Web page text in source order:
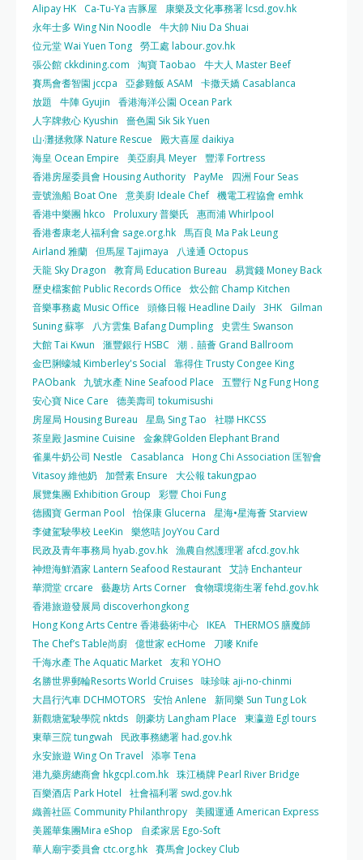
Alipay HK Ca-Tu-Ya 吉豚屋
康樂及文化事務署 lcsd.gov.hk
永年士多 Wing Nin Noodle
牛大帥 Niu Da Shuai
位元堂 Wai Yuen Tong 勞工處 labour.gov.hk
張公館 ckkdining.com
淘寶 Taobao
牛大人 Master Beef
賽馬會耆智園 jccpa
亞參雞飯 ASAM
卡撒天嬌 Casablanca
放題
牛陣 Gyujin
香港海洋公園 Ocean Park
人字牌救心 Kyushin
嗇色園 Sik Sik Yuen
山‧灘拯救隊 Nature Rescue
殿大喜屋 daikiya
海皇 Ocean Empire
美亞廚具 Meyer 豐澤 Fortress
香港房屋委員會 Housing Authority PayMe
四洲 Four Seas
壹號漁船 Boat One
意美廚 Ideale Chef 機電工程協會 emhk
香港中樂團 hkco
Proluxury 普樂氏
惠而浦 Whirlpool
香港耆康老人福利會 sage.org.hk 馬百良 Ma Pak Leung
Airland 雅蘭 但馬屋 Tajimaya
八達通 Octopus
天龍 Sky Dragon
教育局 Education Bureau
易賞錢 Money Back
歷史檔案館 Public Records Office
炊公館 Champ Kitchen
音樂事務處 Music Office
頭條日報 Headline Daily 3HK
Gilman
Suning 蘇寧
八方雲集 Bafang Dumpling
史雲生 Swanson
大館 Tai Kwun
滙豐銀行 HSBC
潮．囍薈 Grand Ballroom
金巴脷蠔城 Kimberley's Social
靠得住 Trusty Congee King
PAObank
九號水產 Nine Seafood Place
五豐行 Ng Fung Hong
安心寶 Nice Care
德美壽司 tokumisushi
房屋局 Housing Bureau
星島 Sing Tao
社聯 HKCSS
茶皇殿 Jasmine Cuisine
金象牌Golden Elephant Brand
雀巢牛奶公司 Nestle
Casablanca
Hong Chi Association 匡智會
Vitasoy 維他奶
加營素 Ensure
大公報 takungpao
展覽集團 Exhibition Group
彩豐 Choi Fung
德國寶 German Pool
怡保康 Glucerna
星海•星海薈 Starview
李健駕駛學校 LeeKin
樂悠咭 JoyYou Card
民政及青年事務局 hyab.gov.hk 漁農自然護理署 afcd.gov.hk
神燈海鮮酒家 Lantern Seafood Restaurant 艾詩 Enchanteur
華潤堂 crcare
藝趣坊 Arts Corner 食物環境衛生署 fehd.gov.hk
香港旅遊發展局 discoverhongkong
Hong Kong Arts Centre 香港藝術中心 IKEA THERMOS 膳魔師
The Chef’s Table尚廚 億世家 ecHome
刀嘜 Knife
千海水產 The Aquatic Market 友和 YOHO
名勝世界郵輪Resorts World Cruises 味珍味 aji-no-chinmi
大昌行汽車 DCHMOTORS 安怡 Anlene
新同樂 Sun Tung Lok
新觀塘駕駛學院 nktds 朗豪坊 Langham Place
東瀛遊 Egl tours
東華三院 tungwah
民政事務總署 had.gov.hk
永安旅遊 Wing On Travel
添寧 Tena
港九藥房總商會 hkgcpl.com.hk 珠江橋牌 Pearl River Bridge
百樂酒店 Park Hotel
社會福利署 swd.gov.hk
織善社區 Community Philanthropy 美國運通 American Express
美麗華集團Mira eShop
自柔家居 Ego-Soft
華人廟宇委員會 ctc.org.hk 賽馬會 Jockey Club